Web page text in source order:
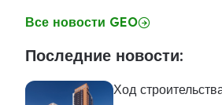
Все новости GEO
Последние новости:
Ход